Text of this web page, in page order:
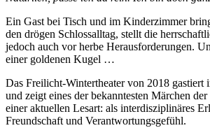
Ein Gast bei Tisch und im Kinderzimmer
den drögen Schlossalltag, stellt die
jedoch auch vor herbe Herausforderungen.
einer goldenen Kugel …
Das Freilicht-Wintertheater von 2018 gastiert
und zeigt eines der bekanntesten Märchen
einer aktuellen Lesart: als interdisziplinäres
Freundschaft und Verantwortungsgefühl.